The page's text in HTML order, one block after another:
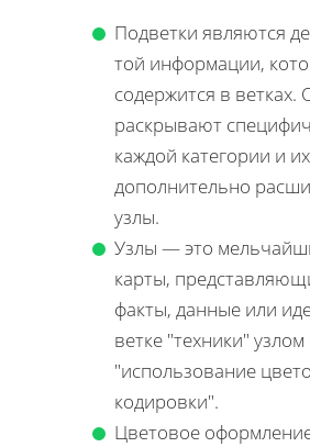
Подветки являются
той информации,
содержится в ветках.
раскрывают
каждой категории и
дополнительно
узлы.
Узлы — это
карты,
факты, данные или
ветке "техники"
"использование
кодировки".
Цветовое